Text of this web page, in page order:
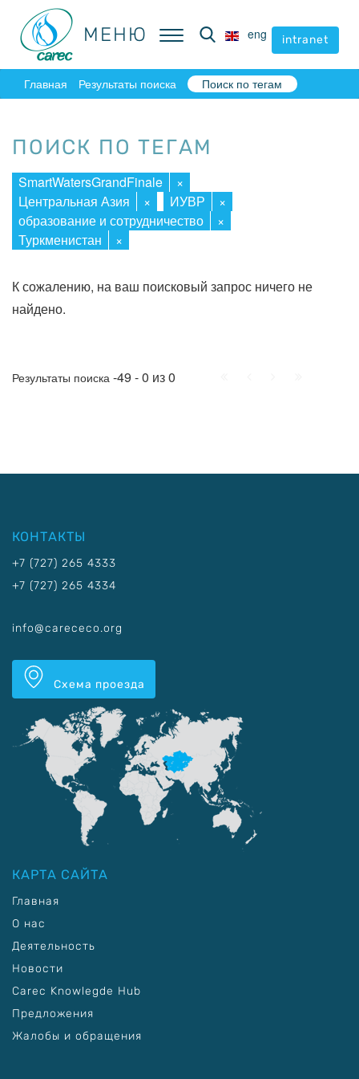
МЕНЮ eng intranet
МЕНЮ eng intranet
Главная Результаты поиска Поиск по тегам
ПОИСК ПО ТЕГАМ
SmartWatersGrandFinale
×
Центральная Азия
× ИУВР
×
образование и сотрудничество
×
Туркменистан
×
К сожалению, на ваш поисковый запрос ничего не
найдено.
Результаты поиска -49 - 0 из 0
КОНТАКТЫ
+7 (727) 265 4333
+7 (727) 265 4334
info@carececo.org
Схема проезда
КАРТА САЙТА
Главная
О нас
Деятельность
Новости
Carec Knowlegde Hub
Предложения
Жалобы и обращения